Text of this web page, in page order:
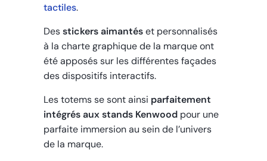
tactiles.
Desstickers aimantéset personnalisés
à la charte graphique de la marque ont
été apposés sur les différentes façades
des dispositifs interactifs.
Les totems se sont ainsi parfaitement
intégrés aux stands Kenwood pour une
parfaite immersion au sein de l’univers
de la marque.